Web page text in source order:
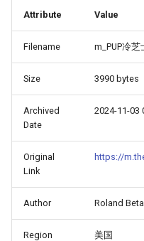
Attribute Value
Filename m_PUP冷
Size 3990 bytes
Archived
Date
2024-11-03
Original
Link
https://
Author Roland
Region 美国